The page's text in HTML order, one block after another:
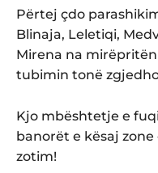
Përtej çdo
Blinaja, Leletiqi,
Mirena na
tubimin tonë
Kjo mbështetje e
banorët e kësaj
zotim!